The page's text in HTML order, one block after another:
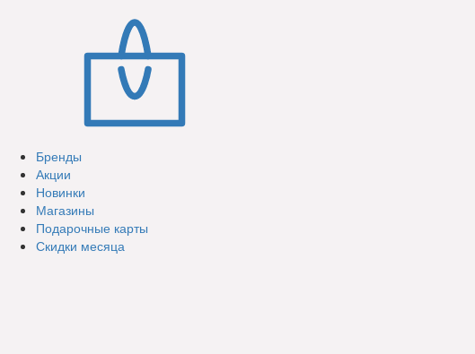
Бренды
Акции
Новинки
Магазины
Подарочные карты
Скидки месяца